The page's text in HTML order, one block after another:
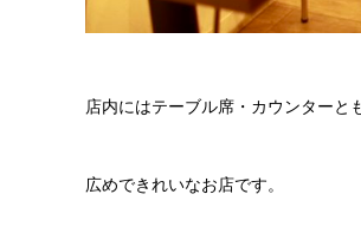
店内にはテーブル席・カウンターと
広めできれいなお店です。